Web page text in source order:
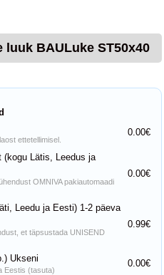
BAULuke ST50x40
ettetellimisel.
0.00€
(kogu Lätis, Leedus ja
OMNIVA pakiautomaadi
0.00€
Leedu ja Eesti) 1-2 päeva
et täpsustada UNISEND
0.99€
Ukseni
Eestis (tasuta)
0.00€